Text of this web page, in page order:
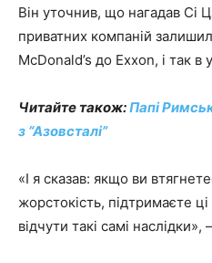
Він уточнив, що нагадав Сі
приватних компаній
McDonald’s до Exxon, і так в
Читайте також:Папі
з “Азовсталі”
«І я сказав: якщо ви
жорстокість, підтримаєте
відчути такі самі